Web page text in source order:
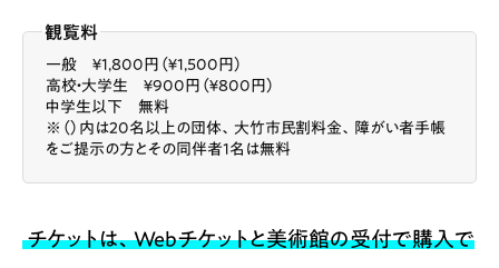
観覧料
一般 ￥1,800円（￥1,500円）
高校・大学生 ￥900円（￥800円）
中学生以下 無料
※（）内は20名以上の団体、大竹市民割料金、障がい者手帳
をご提示の方とその同伴者1名は無料
チケットは、Webチケットと美術館の受付で購入で